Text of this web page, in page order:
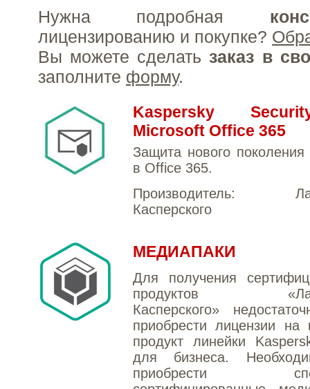
Нужна подробная
лицензированию и покупке?
Вы можете сделать заказ в
заполните форму.
Kaspersky
Microsoft Office 365
Защита нового
в Office 365.
Производитель:
Касперского
МЕДИАПАКИ
Для получения
продуктов
Касперского»
приобрести лицензии на
продукт линейки
для бизнеса.
приобрести